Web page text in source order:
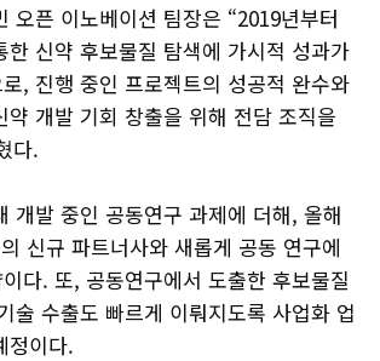
오픈 이노베이션 팀장은 “2019년부터
한 신약 후보물질 탐색에 가시적 성과가
, 진행 중인 프로젝트의 성공적 완수와
약 개발 기회 창출을 위해 전담 조직을
다.
개발 중인 공동연구 과제에 더해, 올해
신규 파트너사와 새롭게 공동 연구에
다. 또, 공동연구에서 도출한 후보물질
술 수출도 빠르게 이뤄지도록 사업화 업
정이다.